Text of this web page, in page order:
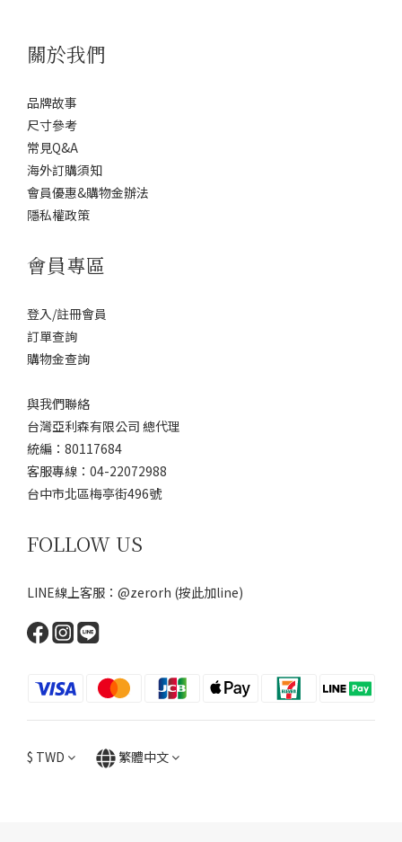
關於我們
品牌故事
尺寸參考
常見Q&A
海外訂購須知
會員優惠&購物金辦法
隱私權政策
會員專區
登入/註冊會員
訂單查詢
購物金查詢
與我們聯絡
台灣亞利森有限公司 總代理
統編：80117684
客服專線：04-22072988
台中市北區梅亭街496號
FOLLOW US
LINE線上客服：@zerorh (按此加line)
$ TWD 繁體中文